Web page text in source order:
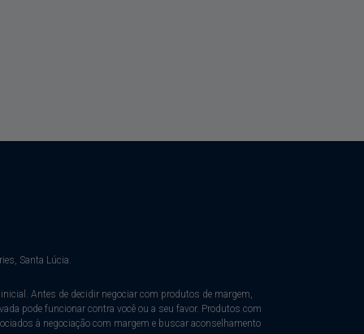
Santa Lúcia.
Antes de decidir negociar com produtos de margem,
pode funcionar contra você ou a seu favor. Produtos com
à negociação com margem e buscar aconselhamento